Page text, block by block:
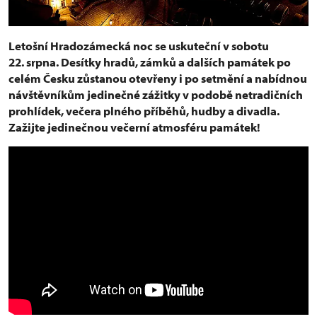
Letošní Hradozámecká noc se uskuteční v sobotu
22. srpna. Desítky hradů, zámků a dalších památek po
celém Česku zůstanou otevřeny i po setmění a nabídnou
návštěvníkům jedinečné zážitky v podobě netradičních
prohlídek, večera plného příběhů, hudby a divadla.
Zažijte jedinečnou večerní atmosféru památek!